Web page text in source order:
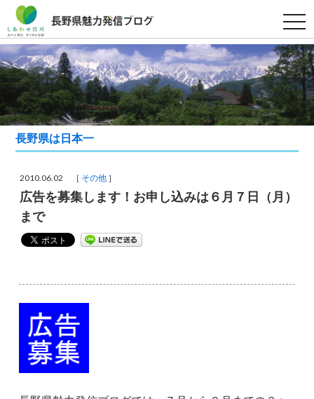
t
o
g
g
l
e
n
a
v
g
i
長野県は日本一
2010.06.02 ［ その他 ］
広告を募集します！お申し込みは６月７日（月）
まで